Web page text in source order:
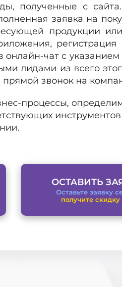
полученные с
заявка на
продукции
чат с указанием
лидами из всего
прямой звонок на
процессы,
ОСТАВИТЬ
Оставьте заявку
получите скидку